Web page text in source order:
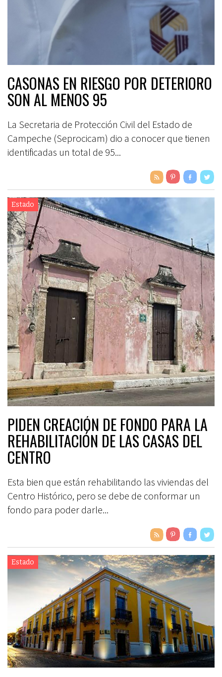
CASONAS EN RIESGO POR DETERIORO
SON AL MENOS 95
La Secretaria de Protección Civil del Estado de
Campeche (Seprocicam) dio a conocer que tienen
identificadas un total de 95...
Estado
PIDEN CREACIÓN DE FONDO PARA LA
REHABILITACIÓN DE LAS CASAS DEL
CENTRO
Esta bien que están rehabilitando las viviendas del
Centro Histórico, pero se debe de conformar un
fondo para poder darle...
Estado